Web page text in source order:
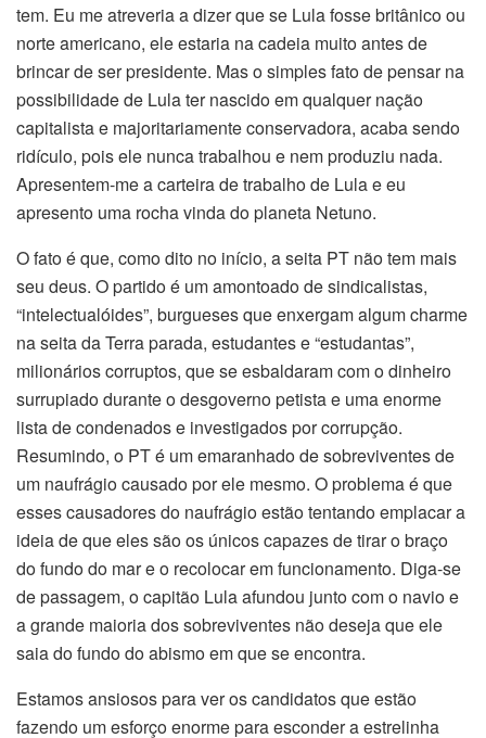
tem. Eu me atreveria a dizer que se Lula fosse britânico ou
norte americano, ele estaria na cadeia muito antes de
brincar de ser presidente. Mas o simples fato de pensar na
possibilidade de Lula ter nascido em qualquer nação
capitalista e majoritariamente conservadora, acaba sendo
ridículo, pois ele nunca trabalhou e nem produziu nada.
Apresentem-me a carteira de trabalho de Lula e eu
apresento uma rocha vinda do planeta Netuno.
O fato é que, como dito no início, a seita PT não tem mais
seu deus. O partido é um amontoado de sindicalistas,
“intelectualóides”, burgueses que enxergam algum charme
na seita da Terra parada, estudantes e “estudantas”,
milionários corruptos, que se esbaldaram com o dinheiro
surrupiado durante o desgoverno petista e uma enorme
lista de condenados e investigados por corrupção.
Resumindo, o PT é um emaranhado de sobreviventes de
um naufrágio causado por ele mesmo. O problema é que
esses causadores do naufrágio estão tentando emplacar a
ideia de que eles são os únicos capazes de tirar o braço
do fundo do mar e o recolocar em funcionamento. Diga-se
de passagem, o capitão Lula afundou junto com o navio e
a grande maioria dos sobreviventes não deseja que ele
saia do fundo do abismo em que se encontra.
Estamos ansiosos para ver os candidatos que estão
fazendo um esforço enorme para esconder a estrelinha